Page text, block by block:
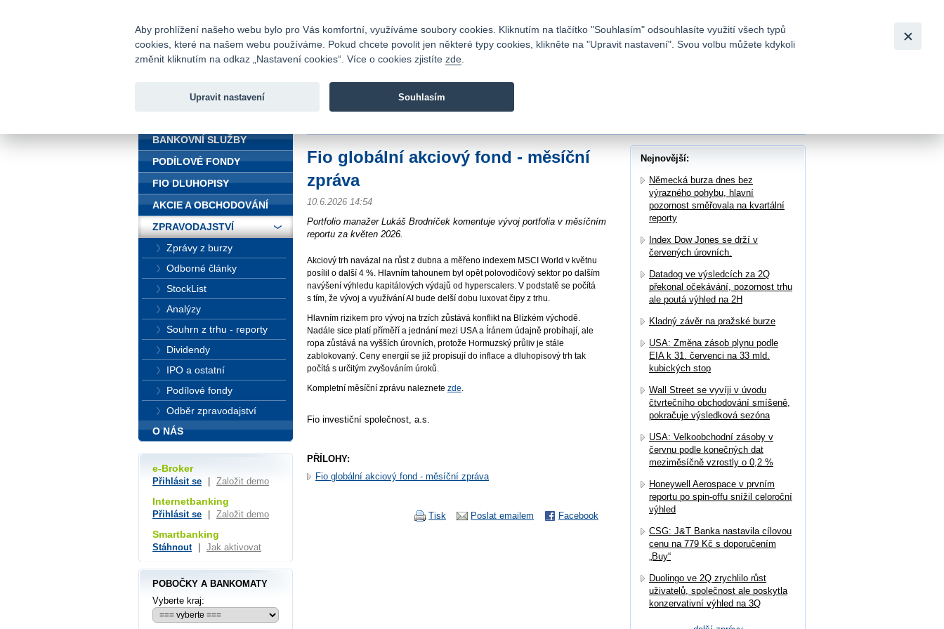
Fio banka
Fio banka je moderní česká banka. Poskytuje účty bez poplatků a
Fio globální akciový fond - měsíční
zpráva
10.6.2026 14:54
Portfolio manažer Lukáš Brodníček komentuje vývoj portfolia v měsíčním
reportu za květen 2026.
Akciový trh navázal na růst z dubna a měřeno indexem MSCI World v květnu
posílil o další 4 %. Hlavním tahounem byl opět polovodičový sektor po dalším
navýšení výhledu kapitálových výdajů od hyperscalers. V podstatě se počítá
s tím, že vývoj a využívání AI bude delší dobu luxovat čipy z trhu.
Hlavním rizikem pro vývoj na trzích zůstává konflikt na Blízkém východě.
Nadále sice platí příměří a jednání mezi USA a Íránem údajně probíhají, ale
ropa zůstává na vyšších úrovních, protože Hormuzský průliv je stále
zablokovaný. Ceny energií se již propisují do inflace a dluhopisový trh tak
počítá s určitým zvyšováním úroků.
Kompletní měsíční zprávu naleznete zde
Fio investiční společnost, a.s.
PŘÍLOHY:
Fio globální akciový fond - měsíční zpráva
Facebook
Poslat emailem
Tisk
Nejnovější:
Německá burza dnes bez
výrazného pohybu, hlavní
pozornost směřovala na kvartální
reporty
Index Dow Jones se drží v
červených úrovních.
Datadog ve výsledcích za 2Q
překonal očekávání, pozornost trhu
ale poutá výhled na 2H
Kladný závěr na pražské burze
USA: Změna zásob plynu podle
EIA k 31. červenci na 33 mld.
kubických stop
Wall Street se vyvíji v úvodu
čtvrtečního obchodování smíšeně,
pokračuje výsledková sezóna
USA: Velkoobchodní zásoby v
červnu podle konečných dat
meziměsíčně vzrostly o 0,2 %
Honeywell Aerospace v prvním
reportu po spin-offu snížil celoroční
výhled
CSG: J&T Banka nastavila cílovou
cenu na 779 Kč s doporučením
„Buy“
Duolingo ve 2Q zrychlilo růst
uživatelů, společnost ale poskytla
konzervativní výhled na 3Q
BANKOVNÍ SLUŽBY
PODÍLOVÉ FONDY
FIO DLUHOPISY
AKCIE A OBCHODOVÁNÍ
ZPRAVODAJSTVÍ
Zprávy z burzy
Odborné články
StockList
Analýzy
Souhrn z trhu - reporty
Dividendy
IPO a ostatní
Podílové fondy
Odběr zpravodajství
O NÁS
e-Broker
Přihlásit se Založit demo
Internetbanking
Přihlásit se Založit demo
Smartbanking
Stáhnout Jak aktivovat
POBOČKY A BANKOMATY
Vyberte kraj:
Aby prohlížení našeho webu bylo pro Vás komfortní, využíváme soubory cookies. Kliknutím na tlačítko "Souhlasím" odsouhlasíte využití všech typů
cookies, které na našem webu používáme. Pokud chcete povolit jen některé typy cookies, klikněte na "Upravit nastavení". Svou volbu můžete kdykoli
změnit kliknutím na odkaz „Nastavení cookies“. Více o cookies zjistíte zde
Upravit nastavení Souhlasím